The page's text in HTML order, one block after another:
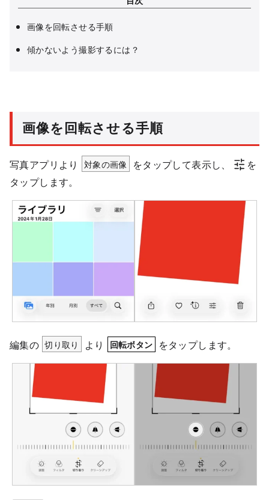
画像を回転させる手順
傾かないよう撮影するには？
画像を回転させる手順
写真アプリより 対象の画像 をタップして表示し、
を
タップします。
編集の 切り取り より 回転ボタン をタップします。